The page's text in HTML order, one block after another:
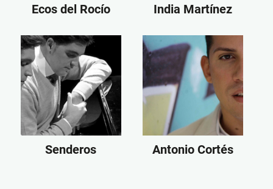
Ecos del Rocío India Martínez
Senderos Antonio Cortés